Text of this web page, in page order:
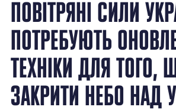
ПОВІТРЯНІ СИЛИ
ПОТРЕБУЮТЬ
ТЕХНІКИ ДЛЯ ТОГО,
ЗАКРИТИ НЕБО НАД